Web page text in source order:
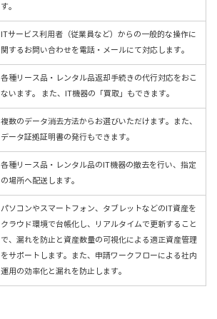
す。
ITサービス利用者（従業員など）からの一般的な操作に
関するお問い合わせを電話・メールにて対応します。
各種リース品・レンタル品返却手続きの代行対応をおこ
ないます。 また、IT機器の「買取」もできます。
複数のデータ消去方法からお選びいただけます。また、
データ証拠証明書の発行もできます。
各種リース品・レンタル品のIT機器の撤去を行い、指定
の場所へ配送します。
パソコンやスマートフォン、タブレットなどのIT資産を
クラウド環境で台帳化し、リアルタイムで更新すること
で、漏れを防止と資産数量の可視化による適正資産管理
をサポートします。また、申請ワークフローによる社内
運用の効率化と漏れを防止します。